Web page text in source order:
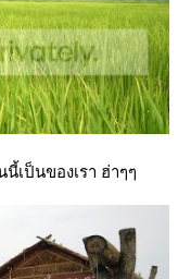
เป็นของเรา ฮ่าๆๆ